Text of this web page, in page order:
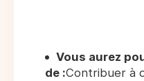
Vous aurez
de :Contribuer à